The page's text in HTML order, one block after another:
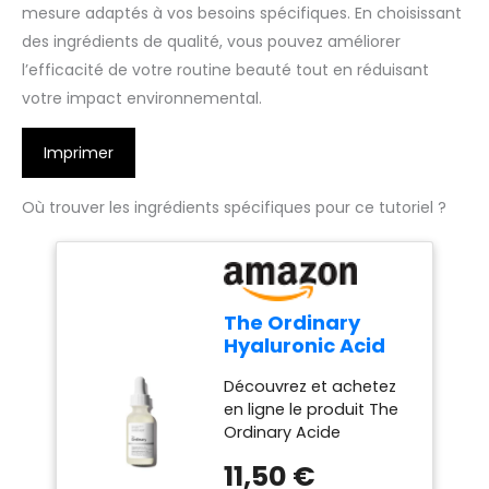
mesure adaptés à vos besoins spécifiques. En choisissant
des ingrédients de qualité, vous pouvez améliorer
l’efficacité de votre routine beauté tout en réduisant
votre impact environnemental.
Imprimer
Où trouver les ingrédients spécifiques pour ce tutoriel ?
The Ordinary
Hyaluronic Acid
Ceramides),
Multi-Depth
Hydration Serum
for Plumper,
Smoother Skin,
Découvrez et achetez
en ligne le produit The
Ordinary Acide
30ml RENFORCE LA
11,50 €